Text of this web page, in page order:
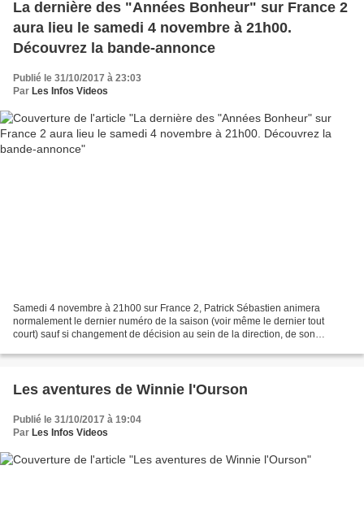
La dernière des "Années Bonheur" sur France 2
aura lieu le samedi 4 novembre à 21h00.
Découvrez la bande-annonce
Publié le 31/10/2017 à 23:03
Par Les Infos Videos
Samedi 4 novembre à 21h00 sur France 2, Patrick Sébastien animera
normalement le dernier numéro de la saison (voir même le dernier tout
court) sauf si changement de décision au sein de la direction, de son
Les aventures de Winnie l'Ourson
Publié le 31/10/2017 à 19:04
Par Les Infos Videos